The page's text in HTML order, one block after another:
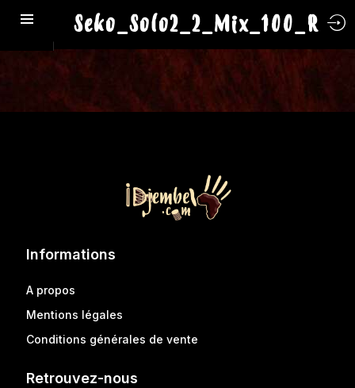
Seko_Solo2_2_Mix_100_R
Informations
A propos
Mentions légales
Conditions générales de vente
Retrouvez-nous